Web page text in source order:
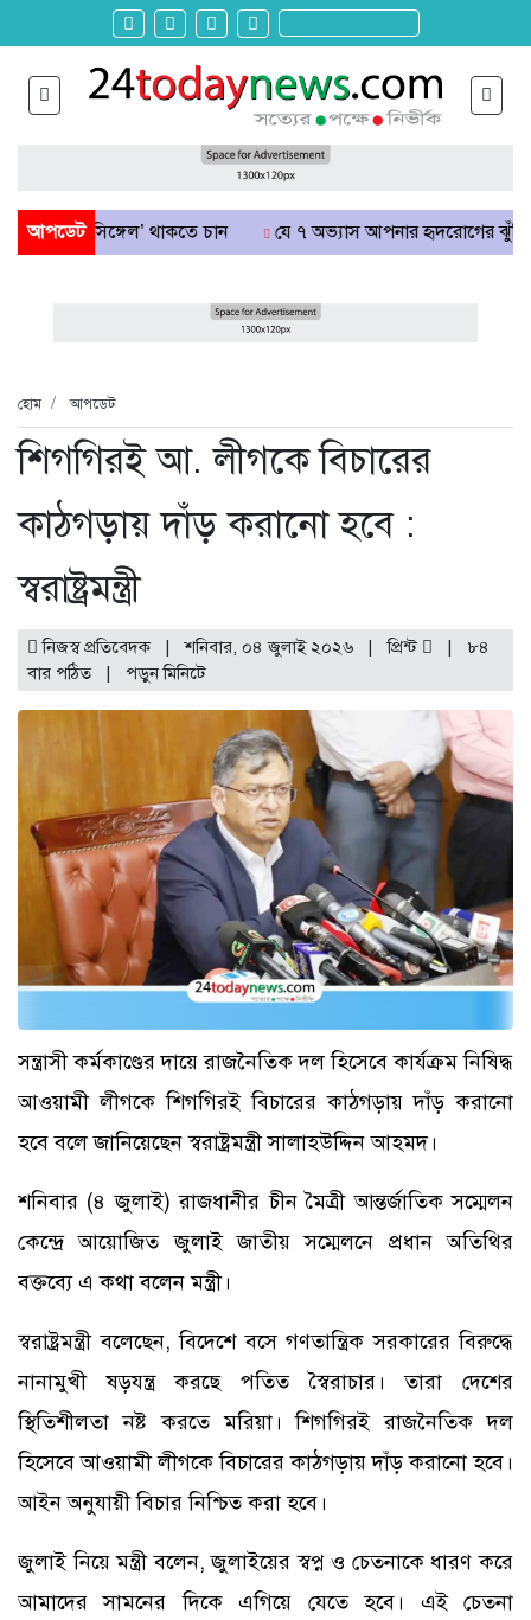
আপডেটথাকতে চান যে ৭ অভ্যাস আপনার হৃদরোগের ঝুঁকি বাড়িয়ে
হোম আপডেট
শিগগিরই আ. লীগকে বিচারের
কাঠগড়ায় দাঁড় করানো হবে :
স্বরাষ্ট্রমন্ত্রী
নিজস্ব প্রতিবেদক | শনিবার, ০৪ জুলাই ২০২৬ |প্রিন্ট | ৮৪
বার পঠিত
| পড়ুনমিনিটে
সন্ত্রাসী কর্মকাণ্ডের দায়ে রাজনৈতিক দল হিসেবে কার্যক্রম নিষিদ্ধ
আওয়ামী লীগকে শিগগিরই বিচারের কাঠগড়ায় দাঁড় করানো
হবে বলে জানিয়েছেন স্বরাষ্ট্রমন্ত্রী সালাহউদ্দিন আহমদ।
শনিবার (৪ জুলাই) রাজধানীর চীন মৈত্রী আন্তর্জাতিক সম্মেলন
কেন্দ্রে আয়োজিত জুলাই জাতীয় সম্মেলনে প্রধান অতিথির
বক্তব্যে এ কথা বলেন মন্ত্রী।
স্বরাষ্ট্রমন্ত্রী বলেছেন, বিদেশে বসে গণতান্ত্রিক সরকারের বিরুদ্ধে
নানামুখী ষড়যন্ত্র করছে পতিত স্বৈরাচার। তারা দেশের
স্থিতিশীলতা নষ্ট করতে মরিয়া। শিগগিরই রাজনৈতিক দল
হিসেবে আওয়ামী লীগকে বিচারের কাঠগড়ায় দাঁড় করানো হবে।
আইন অনুযায়ী বিচার নিশ্চিত করা হবে।
জুলাই নিয়ে মন্ত্রী বলেন, জুলাইয়ের স্বপ্ন ও চেতনাকে ধারণ করে
আমাদের সামনের দিকে এগিয়ে যেতে হবে। এই চেতনা